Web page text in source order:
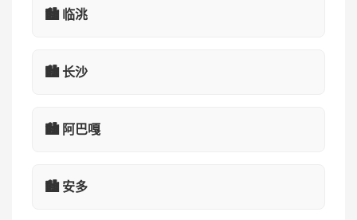
🏙️ 临洮
🏙️ 长沙
🏙️ 阿巴嘎
🏙️ 安多